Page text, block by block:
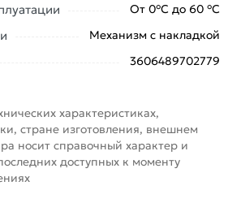
стандартам качества. Возврат
в течение 7 дней (наличие чека
От 0°С до 60 °С
Механизм с накладкой
3606489702779
характеристиках,
стране изготовления, внешнем
носит справочный характер и
доступных к моменту